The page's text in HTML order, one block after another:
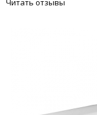
Читать отзывы